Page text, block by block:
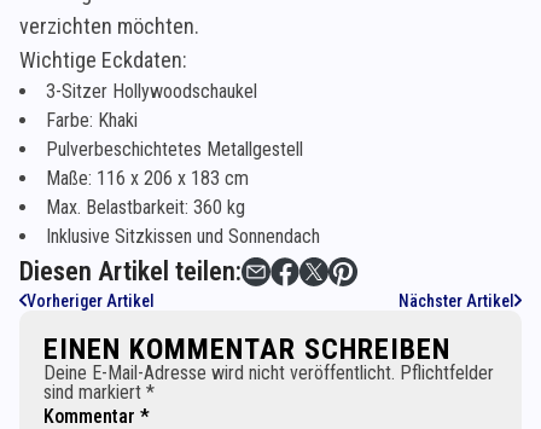
verzichten möchten.
Wichtige Eckdaten:
3-Sitzer Hollywoodschaukel
Farbe: Khaki
Pulverbeschichtetes Metallgestell
Maße: 116 x 206 x 183 cm
Max. Belastbarkeit: 360 kg
Inklusive Sitzkissen und Sonnendach
Diesen Artikel teilen:
Vorheriger Artikel Nächster Artikel
EINEN KOMMENTAR SCHREIBEN
Deine E-Mail-Adresse wird nicht veröffentlicht. Pflichtfelder
sind markiert *
Kommentar *